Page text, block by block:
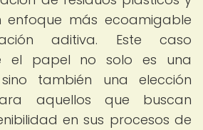
más ecoamigable
aditiva. Este caso
el papel no solo es una
también una elección
aquellos que buscan
en sus procesos de